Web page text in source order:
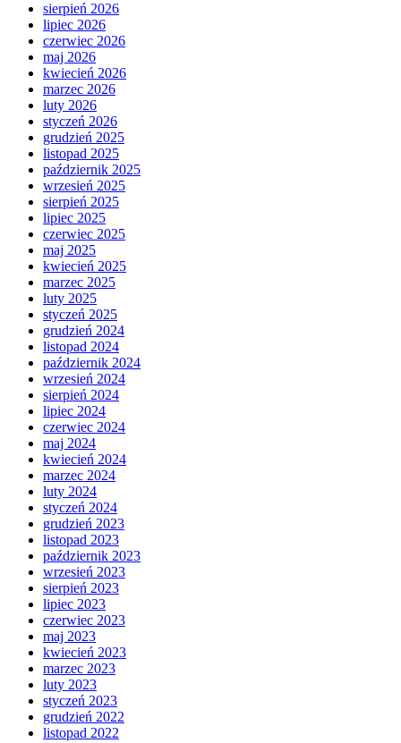
sierpień 2026
lipiec 2026
czerwiec 2026
maj 2026
kwiecień 2026
marzec 2026
luty 2026
styczeń 2026
grudzień 2025
listopad 2025
październik 2025
wrzesień 2025
sierpień 2025
lipiec 2025
czerwiec 2025
maj 2025
kwiecień 2025
marzec 2025
luty 2025
styczeń 2025
grudzień 2024
listopad 2024
październik 2024
wrzesień 2024
sierpień 2024
lipiec 2024
czerwiec 2024
maj 2024
kwiecień 2024
marzec 2024
luty 2024
styczeń 2024
grudzień 2023
listopad 2023
październik 2023
wrzesień 2023
sierpień 2023
lipiec 2023
czerwiec 2023
maj 2023
kwiecień 2023
marzec 2023
luty 2023
styczeń 2023
grudzień 2022
listopad 2022